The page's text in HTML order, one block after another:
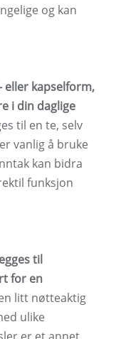
og kan
eller kapselform,
i din daglige
til en te, selv
vanlig å bruke
kan bidra
funksjon
til
for en
litt nøtteaktig
ulike